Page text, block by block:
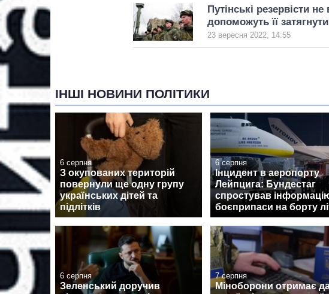
Путінські резервісти
допоможуть її
23 вересня 2022, 14:55
ІНШІ НОВИНИ ПОЛІТИКИ
6 серпня
З окупованих територій
повернули ще одну групу
українських дітей та
підлітків
6 серпня
Інцидент в аеропорту
Лейпцига: Бундестаг
спростував
боєприпаси на борту
6 серпня
Зеленський доручив
7 серпня
Міноборони отримає